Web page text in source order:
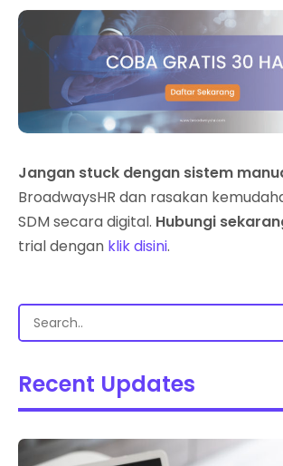
Jangan stuck dengan sistem
BroadwaysHR dan rasakan
SDM secara digital. Hubungi
trial dengan klik disini.
Recent Updates